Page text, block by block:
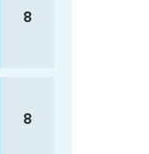
8
8